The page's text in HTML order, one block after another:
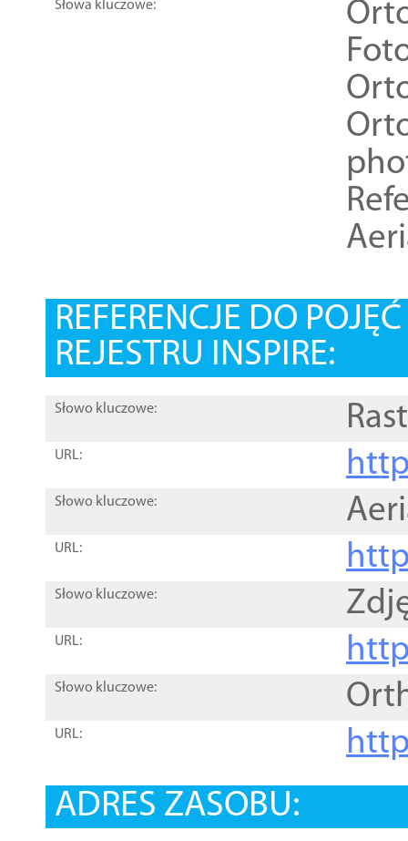
Słowa kluczowe:
REFERENCJE DO
REJESTRU INSPIRE:
Słowo kluczowe:
URL:
Słowo kluczowe:
URL:
Słowo kluczowe:
URL:
Słowo kluczowe:
URL:
ADRES ZASOBU: